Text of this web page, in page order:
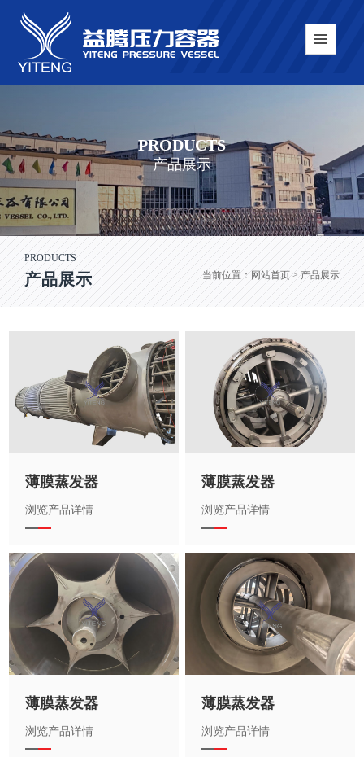
PRODUCTS
产品展示
PRODUCTS
产品展示 当前位置： 网站首页> 产品展示
薄膜蒸发器
浏览产品详情
薄膜蒸发器
浏览产品详情
薄膜蒸发器
浏览产品详情
薄膜蒸发器
浏览产品详情